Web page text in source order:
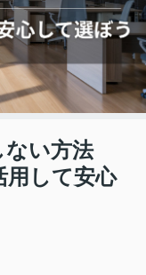
ない方法
用して安心